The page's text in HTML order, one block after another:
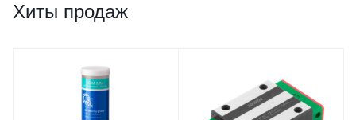
Хиты продаж